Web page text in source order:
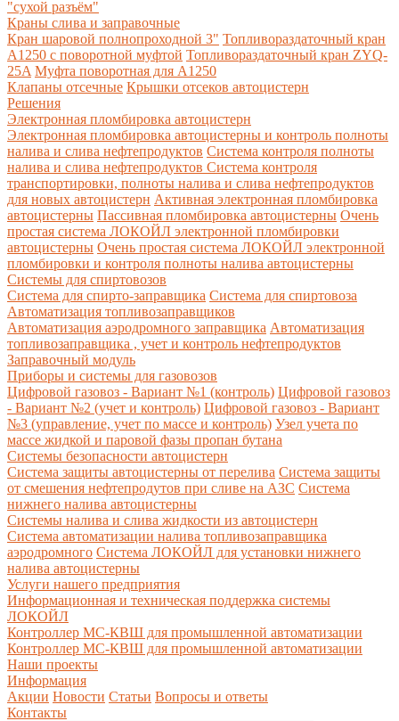
"сухой разъём"
Краны слива и заправочные
Кран шаровой полнопроходной 3" Топливораздаточный кран
A1250 с поворотной муфтой Топливораздаточный кран ZYQ-
25A Муфта поворотная для А1250
Клапаны отсечные Крышки отсеков автоцистерн
Решения
Электронная пломбировка автоцистерн
Электронная пломбировка автоцистерны и контроль полноты
налива и слива нефтепродуктов Система контроля полноты
налива и слива нефтепродуктов Система контроля
транспортировки, полноты налива и слива нефтепродуктов
для новых автоцистерн Активная электронная пломбировка
автоцистерны Пассивная пломбировка автоцистерны Очень
простая система ЛОКОЙЛ электронной пломбировки
автоцистерны Очень простая система ЛОКОЙЛ электронной
пломбировки и контроля полноты налива автоцистерны
Системы для спиртовозов
Система для спирто-заправщика Система для спиртовоза
Автоматизация топливозаправщиков
Автоматизация аэродромного заправщика Автоматизация
топливозаправщика , учет и контроль нефтепродуктов
Заправочный модуль
Приборы и системы для газовозов
Цифровой газовоз - Вариант №1 (контроль) Цифровой газовоз
- Вариант №2 (учет и контроль) Цифровой газовоз - Вариант
№3 (управление, учет по массе и контроль) Узел учета по
массе жидкой и паровой фазы пропан бутана
Системы безопасности автоцистерн
Система защиты автоцистерны от перелива Система защиты
от смешения нефтепродутов при сливе на АЗС Система
нижнего налива автоцистерны
Системы налива и слива жидкости из автоцистерн
Система автоматизации налива топливозаправщика
аэродромного Система ЛОКОЙЛ для установки нижнего
налива автоцистерны
Услуги нашего предприятия
Информационная и техническая поддержка системы
ЛОКОЙЛ
Контроллер МС-КВШ для промышленной автоматизации
Контроллер МС-КВШ для промышленной автоматизации
Наши проекты
Информация
Акции Новости Статьи Вопросы и ответы
Контакты